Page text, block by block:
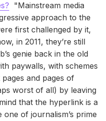
"Mainstream media
approach to the
first challenged by it,
in 2011, they’re still
genie back in the old
paywalls, with schemes
and pages of
worst of all) by leaving
that the hyperlink is a
of journalism’s prime